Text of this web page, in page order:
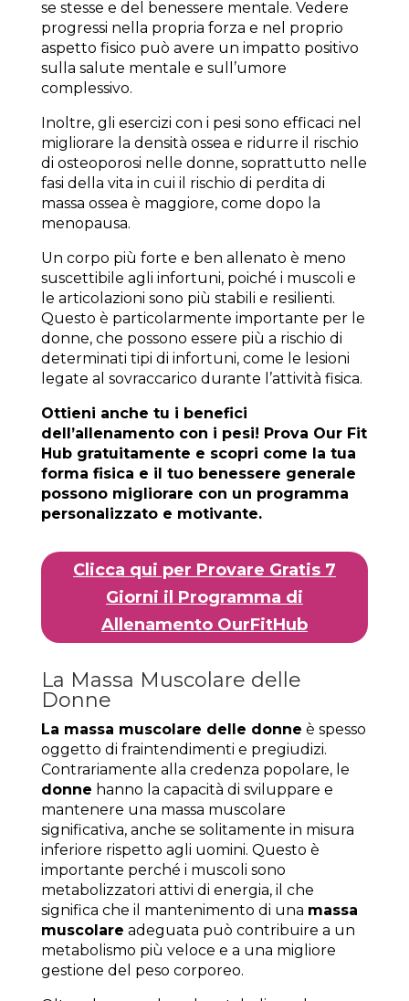
se stesse e del benessere mentale. Vedere
progressi nella propria forza e nel proprio
aspetto fisico può avere un impatto positivo
sulla salute mentale e sull’umore
complessivo.
Inoltre, gli esercizi con i pesi sono efficaci nel
migliorare la densità ossea e ridurre il rischio
di osteoporosi nelle donne, soprattutto nelle
fasi della vita in cui il rischio di perdita di
massa ossea è maggiore, come dopo la
menopausa.
Un corpo più forte e ben allenato è meno
suscettibile agli infortuni, poiché i muscoli e
le articolazioni sono più stabili e resilienti.
Questo è particolarmente importante per le
donne, che possono essere più a rischio di
determinati tipi di infortuni, come le lesioni
legate al sovraccarico durante l’attività fisica.
Ottieni anche tu i benefici
dell’allenamento con i pesi! Prova Our Fit
Hub gratuitamente e scopri come la tua
forma fisica e il tuo benessere generale
possono migliorare con un programma
personalizzato e motivante.
Clicca qui per Provare Gratis 7
Giorni il Programma di
Allenamento OurFitHub
La Massa Muscolare delle
Donne
La massa muscolare delle donne è spesso
oggetto di fraintendimenti e pregiudizi.
Contrariamente alla credenza popolare, le
donne hanno la capacità di sviluppare e
mantenere una massa muscolare
significativa, anche se solitamente in misura
inferiore rispetto agli uomini. Questo è
importante perché i muscoli sono
metabolizzatori attivi di energia, il che
significa che il mantenimento di una massa
muscolare adeguata può contribuire a un
metabolismo più veloce e a una migliore
gestione del peso corporeo.